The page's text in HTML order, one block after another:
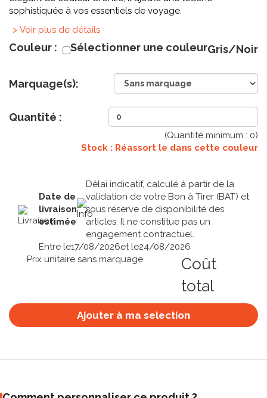
sophistiquée à vos essentiels de voyage.
> Voir plus de détails
Couleur : Sélectionner une couleurGris/Noir
Marquage(s):
Quantité :
(Quantité minimum : 0)
Stock : Réassort le dans cette couleur
Date de
livraison
estimée
Délai indicatif, calculé à partir de la
validation de votre Bon à Tirer (BAT) et
sous réserve de disponibilité des
articles. Il ne constitue pas un
engagement contractuel.
Entre le17/08/2026et le24/08/2026
Prix unitaire sans marquage
Coût
total
Ajouter à ma selection